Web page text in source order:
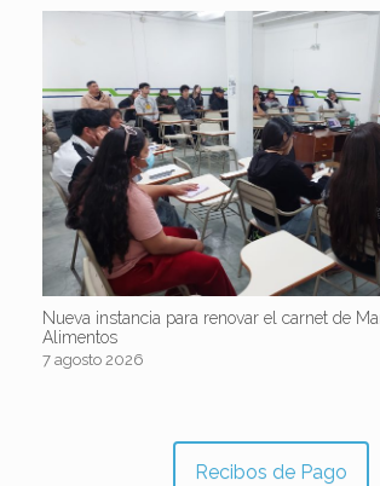
Nueva instancia para renovar el carnet de
Alimentos
7 agosto 2026
Recibos de Pago